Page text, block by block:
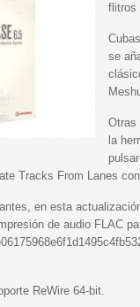
flitros
se
Otras
la
Tracks From Lanes
en esta
de audio FLAC
ReWire 64-bit.